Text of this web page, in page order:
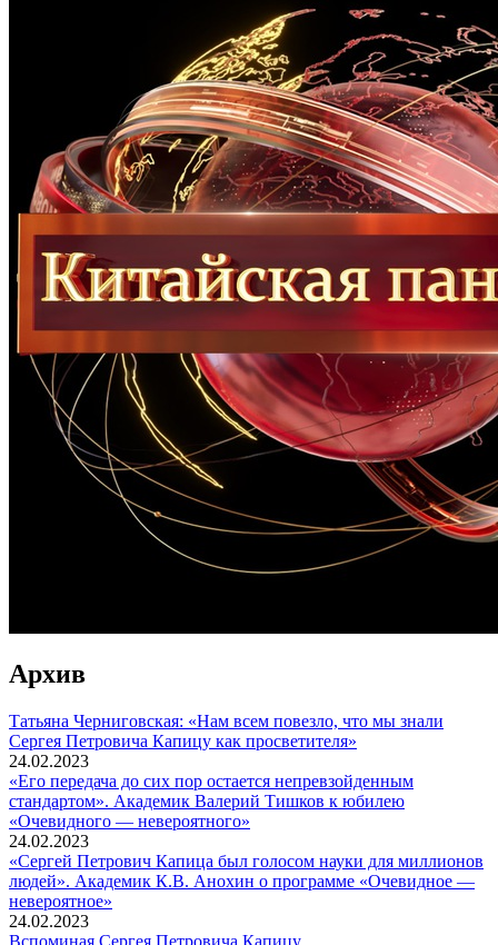
Архив
Татьяна Черниговская: «Нам всем повезло, что мы знали
Сергея Петровича Капицу как просветителя»
24.02.2023
«Его передача до сих пор остается непревзойденным
стандартом». Академик Валерий Тишков к юбилею
«Очевидного — невероятного»
24.02.2023
«Сергей Петрович Капица был голосом науки для миллионов
людей». Академик К.В. Анохин о программе «Очевидное —
невероятное»
24.02.2023